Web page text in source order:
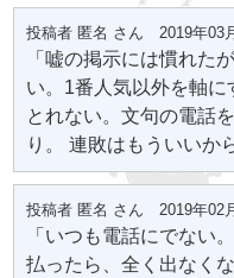
投稿者 匿名 さん 2019年03
「嘘の掲示には慣れた
い。1番人気以外を軸
とれない。文句の電話
り。 連敗はもういいか
投稿者 匿名 さん 2019年02
「いつも電話にでない
払ったら、全く出なく